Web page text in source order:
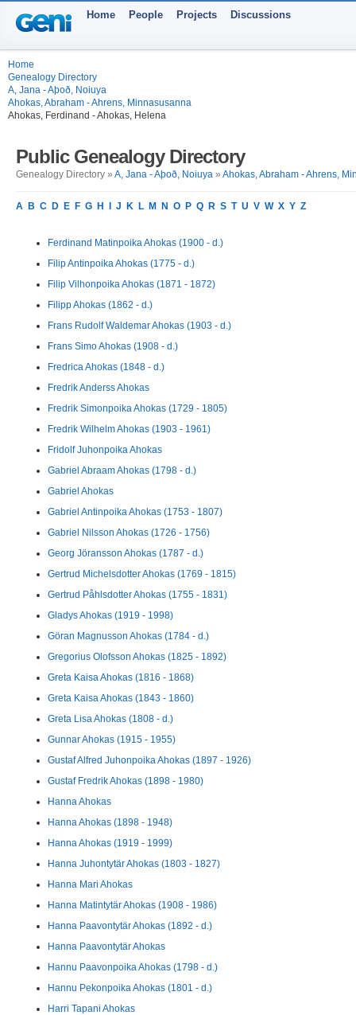
Home People Projects Discussions
Home
Genealogy Directory
A, Jana - Aþoð, Noiuya
Ahokas, Abraham - Ahrens, Minnasusanna
Ahokas, Ferdinand - Ahokas, Helena
Public Genealogy Directory
Genealogy Directory » A, Jana - Aþoð, Noiuya » Ahokas, Abraham - Ahrens,
A B C D E F G H J K L M N O P Q R S T U V W X Y Z
Ferdinand Matinpoika Ahokas (1900 - d.)
Filip Antinpoika Ahokas (1775 - d.)
Filip Vilhonpoika Ahokas (1871 - 1872)
Filipp Ahokas (1862 - d.)
Frans Rudolf Waldemar Ahokas (1903 - d.)
Frans Simo Ahokas (1908 - d.)
Fredrica Ahokas (1848 - d.)
Fredrik Anderss Ahokas
Fredrik Simonpoika Ahokas (1729 - 1805)
Fredrik Wilhelm Ahokas (1903 - 1961)
Fridolf Juhonpoika Ahokas
Gabriel Abraam Ahokas (1798 - d.)
Gabriel Ahokas
Gabriel Antinpoika Ahokas (1753 - 1807)
Gabriel Nilsson Ahokas (1726 - 1756)
Georg Jöransson Ahokas (1787 - d.)
Gertrud Michelsdotter Ahokas (1769 - 1815)
Gertrud Påhlsdotter Ahokas (1755 - 1831)
Gladys Ahokas (1919 - 1998)
Göran Magnusson Ahokas (1784 - d.)
Gregorius Olofsson Ahokas (1825 - 1892)
Greta Kaisa Ahokas (1816 - 1868)
Greta Kaisa Ahokas (1843 - 1860)
Greta Lisa Ahokas (1808 - d.)
Gunnar Ahokas (1915 - 1955)
Gustaf Alfred Juhonpoika Ahokas (1897 - 1926)
Gustaf Fredrik Ahokas (1898 - 1980)
Hanna Ahokas
Hanna Ahokas (1898 - 1948)
Hanna Ahokas (1919 - 1999)
Hanna Juhontytär Ahokas (1803 - 1827)
Hanna Mari Ahokas
Hanna Matintytär Ahokas (1908 - 1986)
Hanna Paavontytär Ahokas (1892 - d.)
Hanna Paavontytär Ahokas
Hannu Paavonpoika Ahokas (1798 - d.)
Hannu Pekonpoika Ahokas (1801 - d.)
Harri Tapani Ahokas